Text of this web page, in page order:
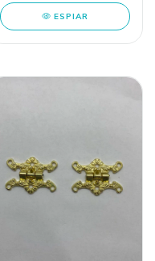
ESPIAR